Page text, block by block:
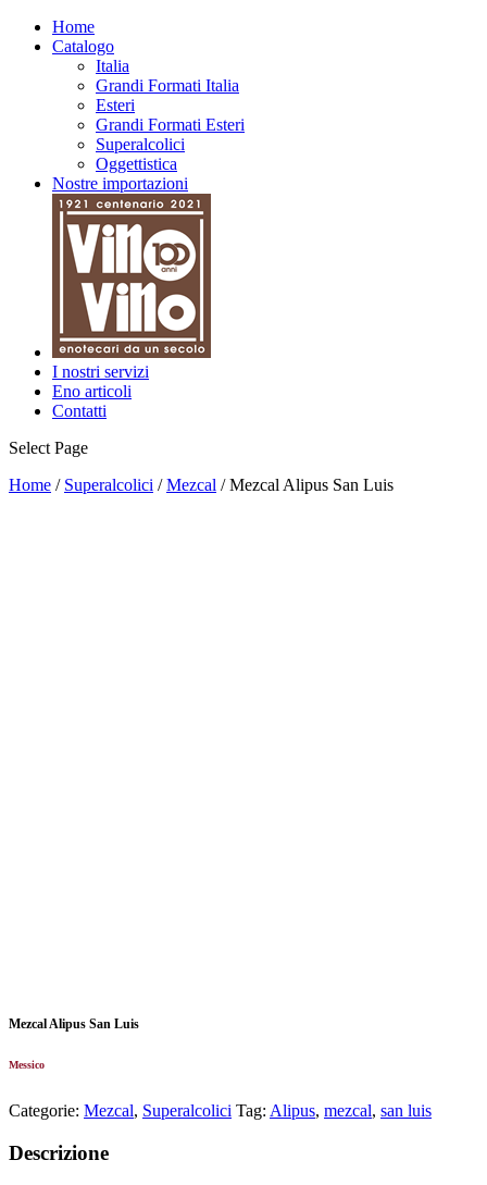
Home
Catalogo
Italia
Grandi Formati Italia
Esteri
Grandi Formati Esteri
Superalcolici
Oggettistica
Nostre importazioni
I nostri servizi
Eno articoli
Contatti
Select Page
Home / Superalcolici /Mezcal / Mezcal Alipus San Luis
Mezcal Alipus San Luis
Messico
Categorie: Mezcal, Superalcolici Tag: Alipus, mezcal, san luis
Descrizione